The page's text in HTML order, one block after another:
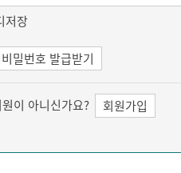
저장
밀번호 발급받기
이 아니신가요? 회원가입